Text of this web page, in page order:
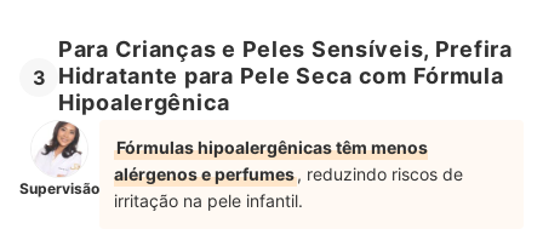
3
Para Crianças e Peles Sensíveis, Prefira
Hidratante para Pele Seca com Fórmula
Hipoalergênica
Supervisão
Fórmulas hipoalergênicas têm menos
alérgenos e perfumes, reduzindo riscos de
irritação na pele infantil.